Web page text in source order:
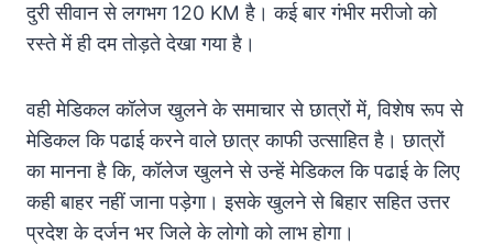
दुरी सीवान से लगभग 120 KM है। कई बार गंभीर मरीजो को
रस्ते में ही दम तोड़ते देखा गया है।
वही मेडिकल कॉलेज खुलने के समाचार से छात्रों में, विशेष रूप से
मेडिकल कि पढाई करने वाले छात्र काफी उत्साहित है। छात्रों
का मानना है कि, कॉलेज खुलने से उन्हें मेडिकल कि पढाई के लिए
कही बाहर नहीं जाना पड़ेगा। इसके खुलने से बिहार सहित उत्तर
प्रदेश के दर्जन भर जिले के लोगो को लाभ होगा।